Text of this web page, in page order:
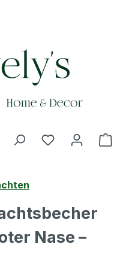
Du hast 0
Nase –